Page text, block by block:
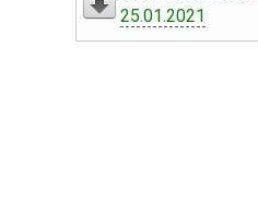
25.01.2021